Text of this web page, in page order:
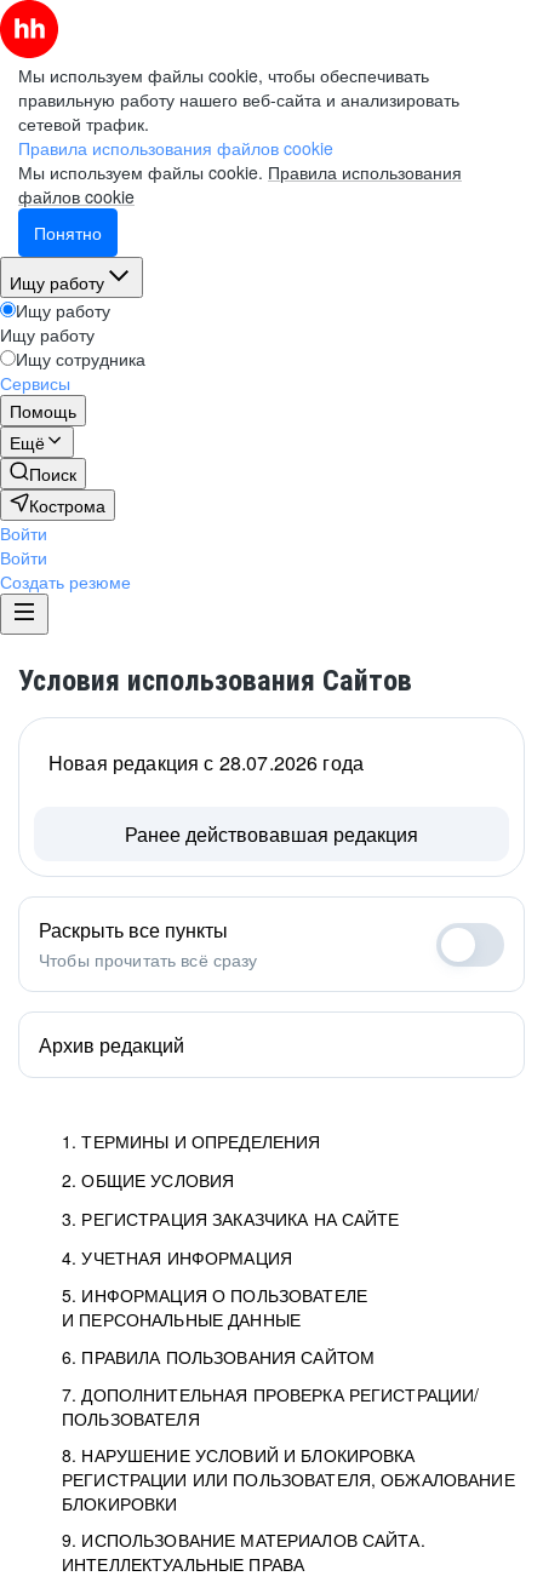
Мы используем файлы cookie, чтобы обеспечивать
правильную работу нашего веб-сайта и анализировать
сетевой трафик.
Правила использования файлов cookie
Мы используем файлы cookie. Правила использования
файлов cookie
Понятно
Ищу работу
Ищу работу
Ищу работу
Ищу сотрудника
Сервисы
Помощь
Ещё
Поиск
Кострома
Войти
Войти
Создать резюме
Условия использования Сайтов
1. ТЕРМИНЫ И ОПРЕДЕЛЕНИЯ
2. ОБЩИЕ УСЛОВИЯ
3. РЕГИСТРАЦИЯ ЗАКАЗЧИКА НА САЙТЕ
4. УЧЕТНАЯ ИНФОРМАЦИЯ
5. ИНФОРМАЦИЯ О ПОЛЬЗОВАТЕЛЕ
И ПЕРСОНАЛЬНЫЕ ДАННЫЕ
6. ПРАВИЛА ПОЛЬЗОВАНИЯ САЙТОМ
7. ДОПОЛНИТЕЛЬНАЯ ПРОВЕРКА РЕГИСТРАЦИИ/
ПОЛЬЗОВАТЕЛЯ
8. НАРУШЕНИЕ УСЛОВИЙ И БЛОКИРОВКА
РЕГИСТРАЦИИ ИЛИ ПОЛЬЗОВАТЕЛЯ, ОБЖАЛОВАНИЕ
БЛОКИРОВКИ
9. ИСПОЛЬЗОВАНИЕ МАТЕРИАЛОВ САЙТА.
ИНТЕЛЛЕКТУАЛЬНЫЕ ПРАВА
Новая редакция с 28.07.2026 года
Ранее действовавшая редакция
Раскрыть все пункты
Чтобы прочитать всё сразу
Архив редакций